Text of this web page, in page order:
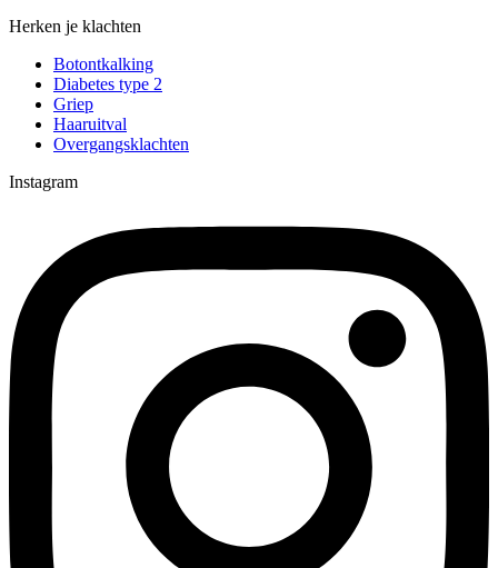
Herken je klachten
Botontkalking
Diabetes type 2
Griep
Haaruitval
Overgangsklachten
Instagram